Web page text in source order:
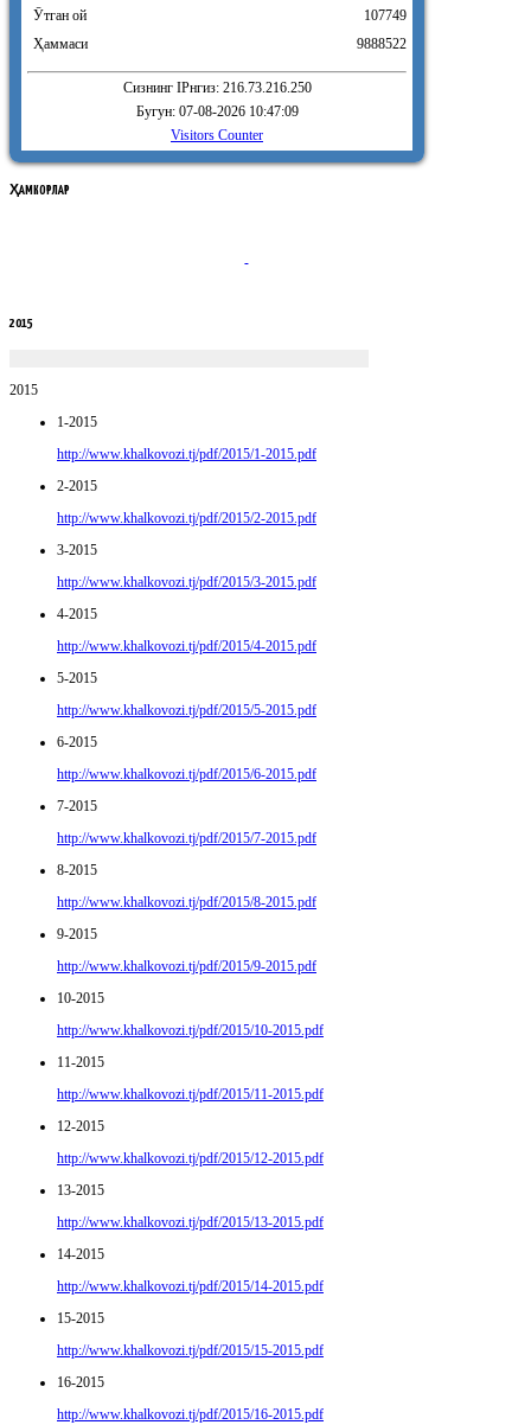
Ӯтган ой
Ҳаммаси
107749
9888522
Сизнинг IPнгиз: 216.73.216.250
Бугун: 07-08-2026 10:47:09
Visitors Counter
ҲАМКОРЛАР
2015
2015
1-2015
http://www.khalkovozi.tj/pdf/2015/1-2015.pdf
2-2015
http://www.khalkovozi.tj/pdf/2015/2-2015.pdf
3-2015
http://www.khalkovozi.tj/pdf/2015/3-2015.pdf
4-2015
http://www.khalkovozi.tj/pdf/2015/4-2015.pdf
5-2015
http://www.khalkovozi.tj/pdf/2015/5-2015.pdf
6-2015
http://www.khalkovozi.tj/pdf/2015/6-2015.pdf
7-2015
http://www.khalkovozi.tj/pdf/2015/7-2015.pdf
8-2015
http://www.khalkovozi.tj/pdf/2015/8-2015.pdf
9-2015
http://www.khalkovozi.tj/pdf/2015/9-2015.pdf
10-2015
http://www.khalkovozi.tj/pdf/2015/10-2015.pdf
11-2015
http://www.khalkovozi.tj/pdf/2015/11-2015.pdf
12-2015
http://www.khalkovozi.tj/pdf/2015/12-2015.pdf
13-2015
http://www.khalkovozi.tj/pdf/2015/13-2015.pdf
14-2015
http://www.khalkovozi.tj/pdf/2015/14-2015.pdf
15-2015
http://www.khalkovozi.tj/pdf/2015/15-2015.pdf
16-2015
http://www.khalkovozi.tj/pdf/2015/16-2015.pdf